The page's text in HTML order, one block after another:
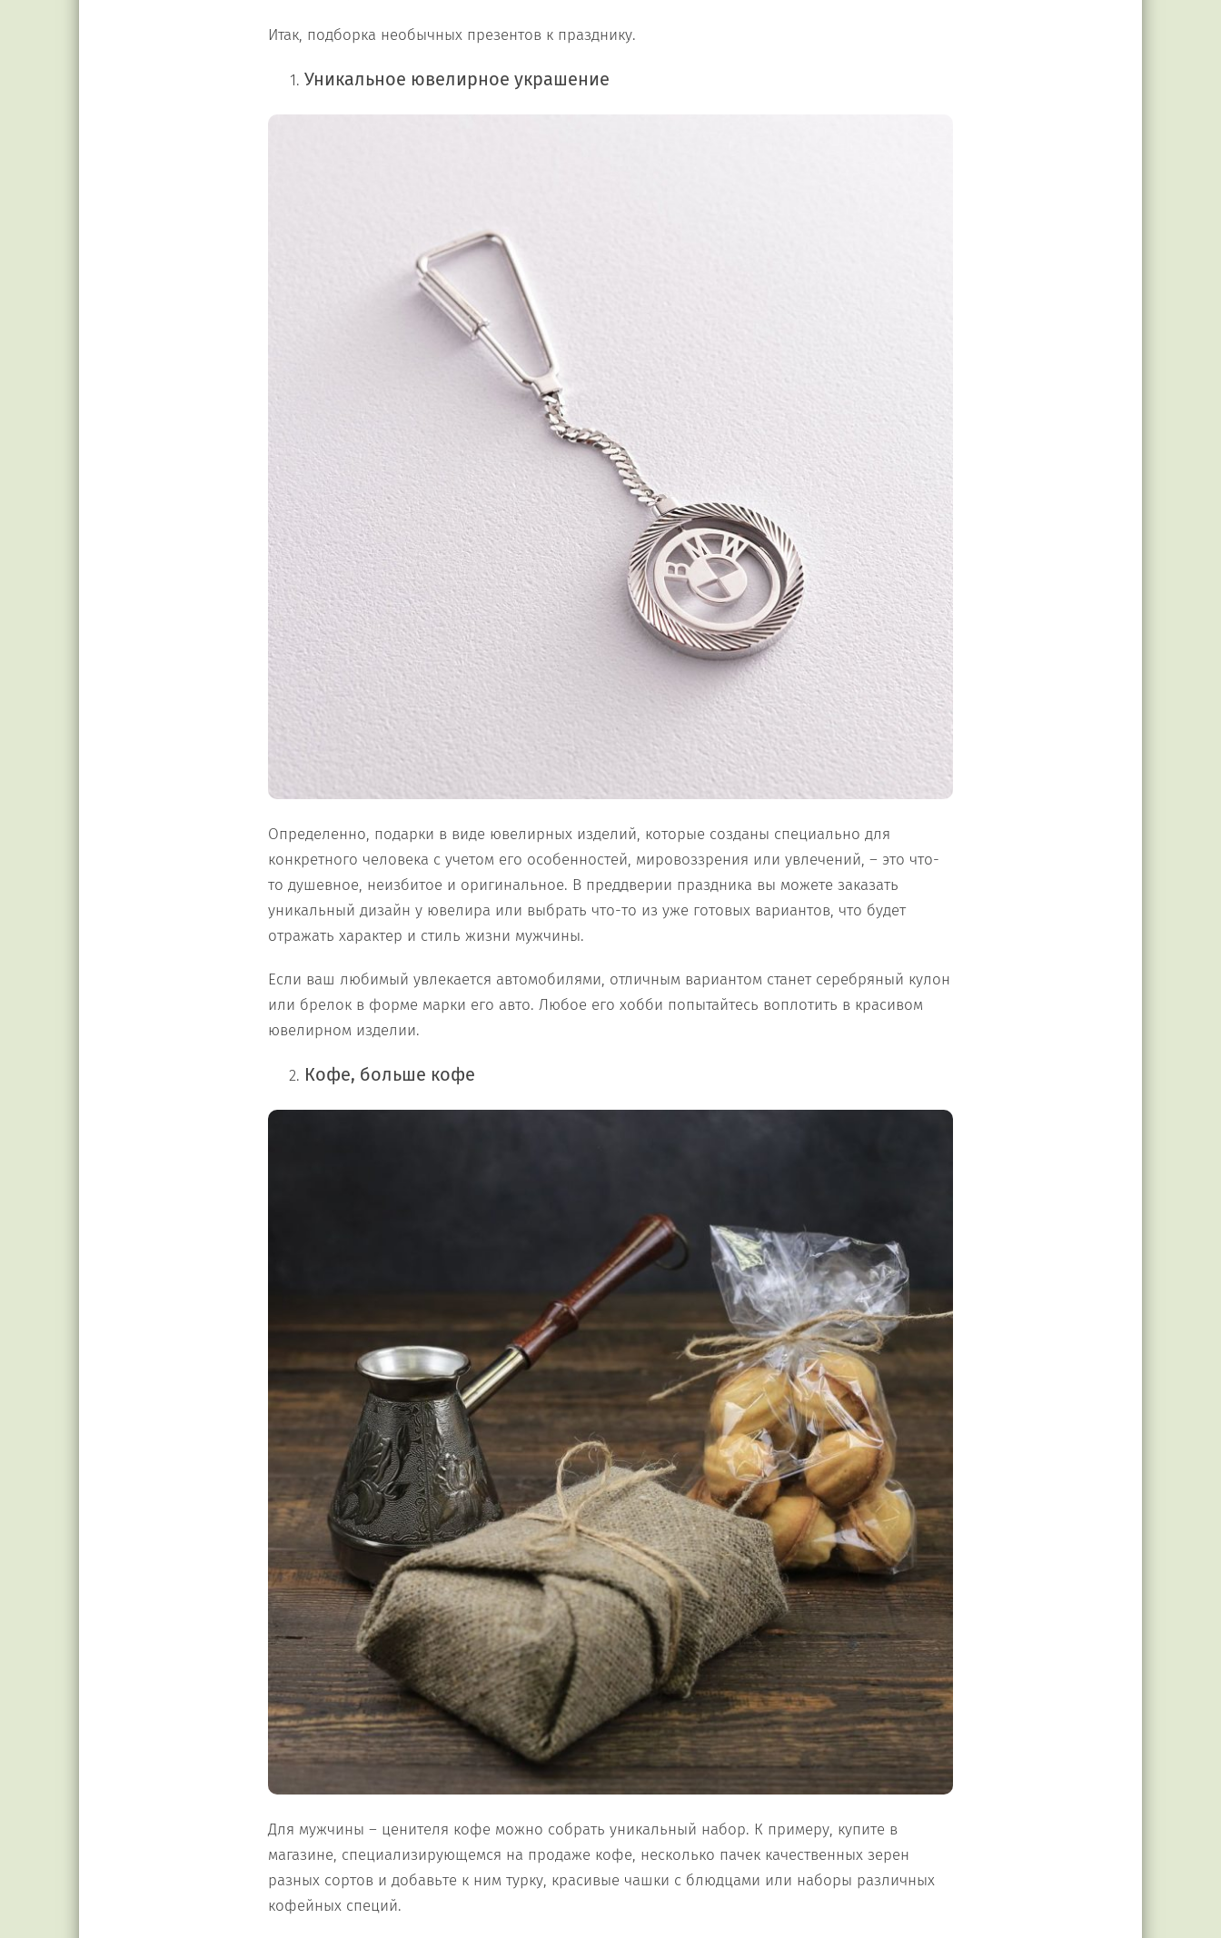
Итак, подборка необычных презентов к празднику.
Уникальное ювелирное украшение
Определенно, подарки в виде ювелирных изделий, которые созданы специально для
конкретного человека с учетом его особенностей, мировоззрения или увлечений, – это что-
то душевное, неизбитое и оригинальное. В преддверии праздника вы можете заказать
уникальный дизайн у ювелира или выбрать что-то из уже готовых вариантов, что будет
отражать характер и стиль жизни мужчины.
Если ваш любимый увлекается автомобилями, отличным вариантом станет серебряный кулон
или брелок в форме марки его авто. Любое его хобби попытайтесь воплотить в красивом
ювелирном изделии.
Кофе, больше кофе
Для мужчины – ценителя кофе можно собрать уникальный набор. К примеру, купите в
магазине, специализирующемся на продаже кофе, несколько пачек качественных зерен
разных сортов и добавьте к ним турку, красивые чашки с блюдцами или наборы различных
кофейных специй.